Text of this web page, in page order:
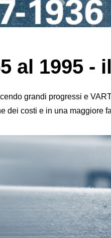
al 1995
grandi progressi e
dei costi e in una maggiore